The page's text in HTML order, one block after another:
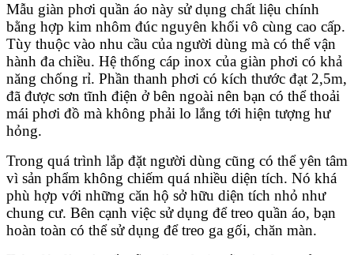
Mẫu giàn phơi quần áo này sử dụng chất liệu chính
bằng hợp kim nhôm đúc nguyên khối vô cùng cao cấp.
Tùy thuộc vào nhu cầu của người dùng mà có thể vận
hành đa chiều. Hệ thống cáp inox của giàn phơi có khả
năng chống rỉ. Phần thanh phơi có kích thước đạt 2,5m,
đã được sơn tĩnh điện ở bên ngoài nên bạn có thể thoải
mái phơi đồ mà không phải lo lắng tới hiện tượng hư
hỏng.
Trong quá trình lắp đặt người dùng cũng có thể yên tâm
vì sản phẩm không chiếm quá nhiều diện tích. Nó khá
phù hợp với những căn hộ sở hữu diện tích nhỏ như
chung cư. Bên cạnh việc sử dụng để treo quần áo, bạn
hoàn toàn có thể sử dụng để treo ga gối, chăn màn.